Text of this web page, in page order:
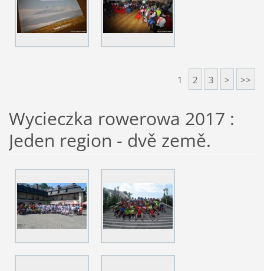
1 2 3 > >>
Wycieczka rowerowa 2017 :
Jeden region - dvě země.